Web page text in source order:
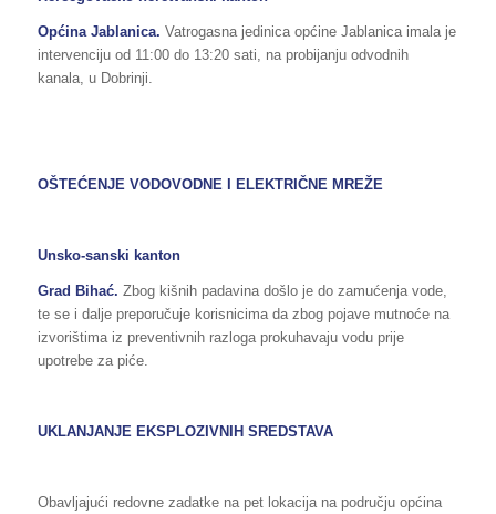
Općina Jablanica. Vatrogasna jedinica općine Jablanica imala je
intervenciju od 11:00 do 13:20 sati, na probijanju odvodnih
kanala, u Dobrinji.
OŠTEĆENJE VODOVODNE I ELEKTRIČNE MREŽE
Unsko-sanski kanton
Grad Bihać. Zbog kišnih padavina došlo je do zamućenja vode,
te se i dalje preporučuje korisnicima da zbog pojave mutnoće na
izvorištima iz preventivnih razloga prokuhavaju vodu prije
upotrebe za piće.
UKLANJANJE EKSPLOZIVNIH SREDSTAVA
Obavljajući redovne zadatke na pet lokacija na području općina